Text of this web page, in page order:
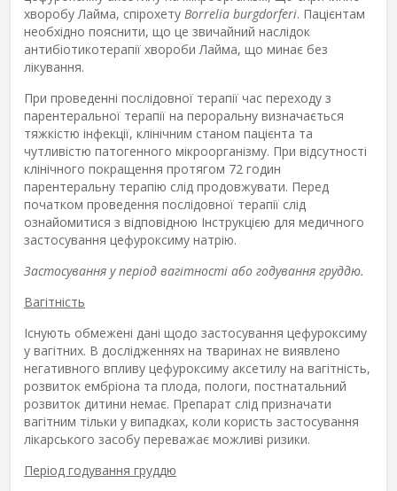
хворобу Лайма, спірохету Borrelia burgdorferi. Пацієнтам
необхідно пояснити, що це звичайний наслідок
антибіотикотерапії хвороби Лайма, що минає без
лікування.
При проведенні послідовної терапії час переходу з
парентеральної терапії на пероральну визначається
тяжкістю інфекції, клінічним станом пацієнта та
чутливістю патогенного мікроорганізму. При відсутності
клінічного покращення протягом 72 годин
парентеральну терапію слід продовжувати. Перед
початком проведення послідовної терапії слід
ознайомитися з відповідною Інструкцією для медичного
застосування цефуроксиму натрію.
Застосування у період вагітності або годування груддю.
Вагітність
Існують обмежені дані щодо застосування цефуроксиму
у вагітних. В дослідженнях на тваринах не виявлено
негативного впливу цефуроксиму аксетилу на вагітність,
розвиток ембріона та плода, пологи, постнатальний
розвиток дитини немає. Препарат слід призначати
вагітним тільки у випадках, коли користь застосування
лікарського засобу переважає можливі ризики.
Період годування груддю